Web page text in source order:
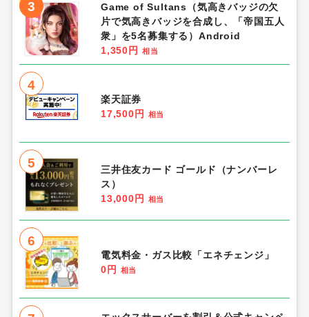
3
Game of Sultans（気高きバッジの欠
片で気高きバッジを合成し、「帝国五人
衆」を5名募集する）Android
1,350円
相当
4
楽天証券
17,500円
相当
5
三井住友カード ゴールド（ナンバーレ
ス）
13,000円
相当
6
電気料金・ガス比較「エネチェンジ」
0円
相当